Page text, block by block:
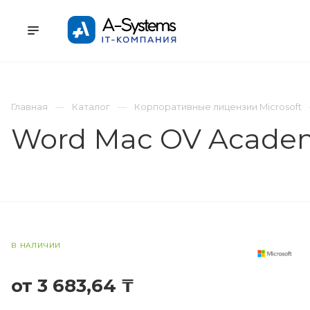
Главная
Каталог Корпоративные лицензии Microsoft
Word Mac OV
В НАЛИЧИИ
от 3 683,64 ₸